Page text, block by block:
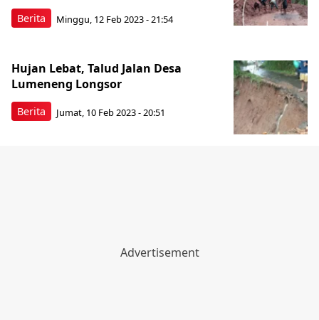
Berita Minggu, 12 Feb 2023 - 21:54
Berita
Hujan Lebat, Talud Jalan Desa
Lumeneng Longsor
Jumat, 10 Feb 2023 - 20:51